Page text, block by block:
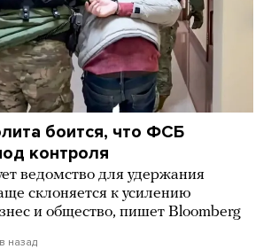
боится, что ФСБ
контроля
ведомство для удержания
склоняется к усилению
и общество, пишет Bloomberg
назад